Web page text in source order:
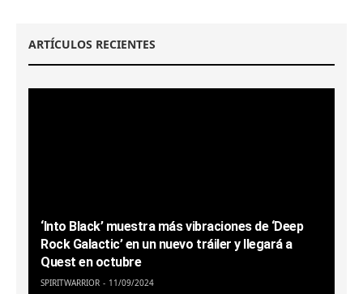
ARTÍCULOS RECIENTES
‘Into Black’ muestra más vibraciones de ‘Deep
Rock Galactic’ en un nuevo tráiler y llegará a
Quest en octubre
SPIRITWARRIOR 11/09/2024